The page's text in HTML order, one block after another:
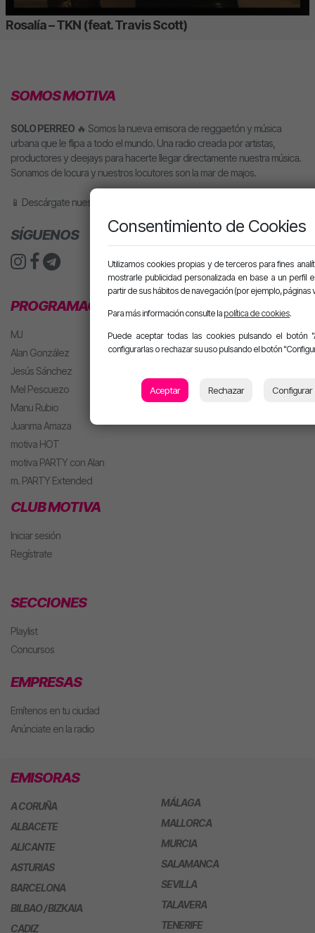
Rosalía – TKN (feat. Travis Scott)
SOMOS MOTIVA
SOLO PERREO 🔥 Somos la nueva emisora de reggaetón y música
urbana que le flipa a todo el mundo. Una radio creada por artistas,
productores y deejays para hacerte llegar directamente nuestra música.
Sonamos de locura y nuestros locutores son la mar de majos.
📱 Descárgate nuestra app o pídele motiva a tu altavoz inteligente.
SÍGUENOS
PROGRAMACIÓN
MJ
Alan González
Jesús Sánchez
Mel Pescuezo
Manu Rubio
Juanma Arriaza
motiva HOT
motiva PARTY con Alan
m. PARTY Extended
CLUB MOTIVA
Iniciar sesión
Regístrate
SECCIONES
Playlist
Concursos
EMPRESAS
Emítenos en tu ciudad
Anúnciate en la radio
EMISORAS
A CORUÑA
ALBACETE
ALICANTE
ASTURIAS
BARCELONA
BILBAO / BIZKAIA
CADIZ
MÁLAGA
MALLORCA
MURCIA
SALAMANCA
SEVILLA
TALAVERA
TENERIFE
Consentimiento de Cookies
Utilizamos cookies propias y de terceros para fines
mostrarle publicidad personalizada en base a un perfil
partir de sus hábitos de navegación (por ejemplo, páginas
Para más información consulte la política de cookies.
Puede aceptar todas las cookies pulsando el botón
configurarlas o rechazar su uso pulsando el botón
Aceptar Rechazar Configurar